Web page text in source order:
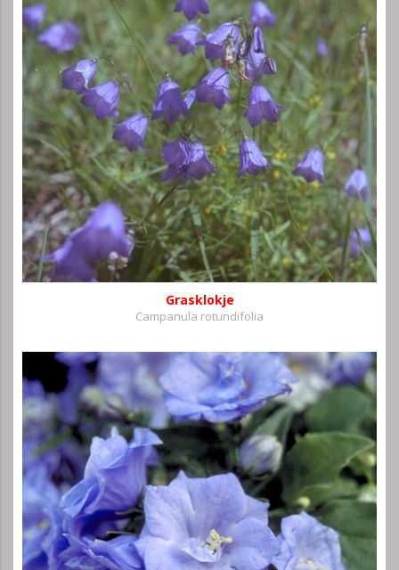
Grasklokje
Campanula rotundifolia